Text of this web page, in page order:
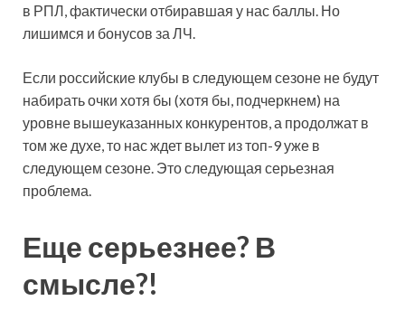
в РПЛ, фактически отбиравшая у нас баллы. Но
лишимся и бонусов за ЛЧ.
Если российские клубы в следующем сезоне не будут
набирать очки хотя бы (хотя бы, подчеркнем) на
уровне вышеуказанных конкурентов, а продолжат в
том же духе, то нас ждет вылет из топ-9 уже в
следующем сезоне. Это следующая серьезная
проблема.
Еще серьезнее? В
смысле?!